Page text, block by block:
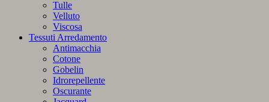
Tulle
Velluto
Viscosa
Tessuti Arredamento
Antimacchia
Cotone
Gobelin
Idrorepellente
Oscurante